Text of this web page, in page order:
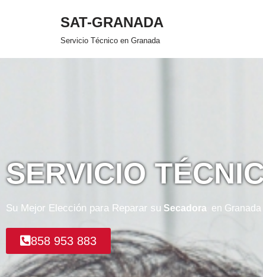
SAT-GRANADA
Servicio Técnico en Granada
SERVICIO
Su Mejor Elección para Reparar su Secadora en Granada
858 953 883